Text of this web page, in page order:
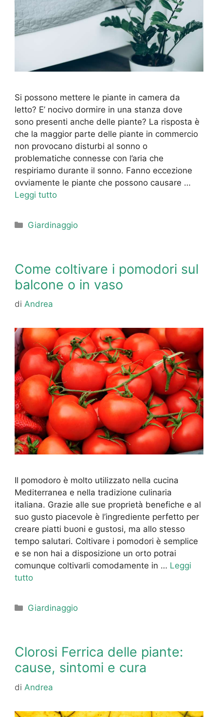
Si possono mettere le piante in camera da
letto? E’ nocivo dormire in una stanza dove
sono presenti anche delle piante? La risposta è
che la maggior parte delle piante in commercio
non provocano disturbi al sonno o
problematiche connesse con l’aria che
respiriamo durante il sonno. Fanno eccezione
ovviamente le piante che possono causare …
Leggi tutto
Categorie
Giardinaggio
Come coltivare i pomodori sul
balcone o in vaso
di Andrea
Il pomodoro è molto utilizzato nella cucina
Mediterranea e nella tradizione culinaria
italiana. Grazie alle sue proprietà benefiche e al
suo gusto piacevole è l’ingrediente perfetto per
creare piatti buoni e gustosi, ma allo stesso
tempo salutari. Coltivare i pomodori è semplice
e se non hai a disposizione un orto potrai
comunque coltivarli comodamente in … Leggi
tutto
Categorie
Giardinaggio
Clorosi Ferrica delle piante:
cause, sintomi e cura
di Andrea